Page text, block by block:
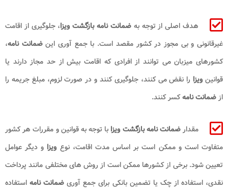
هدف اصلی از توجه بهضمانت نامه بازگشت ویزا، جلوگیری از اقامت
غیرقانونی و بی مجوز در کشور مقصد است. با جمع آوری اینضمانت نامه،
کشورهای میزبان می توانند از افرادی که اقامت بیش از حد مجاز دارند یا
قوانین ویزا را نقض می کنند، جلوگیری کنند و در صورت لزوم، مبلغ جریمه را
ازضمانت نامهکسر کنند.
مقدارضمانت نامه بازگشت ویزا با توجه به قوانین و مقررات هر کشور
متفاوت است و ممکن است بر اساس مدت اقامت، نوع ویزا و دیگر عوامل
تعیین شود. برخی از کشورها ممکن است از روش های مختلفی مانند پرداخت
نقدی، استفاده از چک یا تضمین بانکی برای جمع آوری ضمانت نامهاستفاده